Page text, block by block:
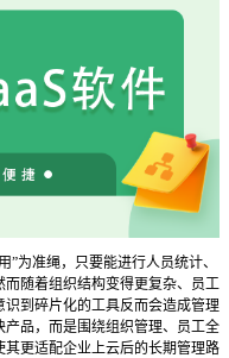
”为准绳，只要能进行人员统计、
随着组织结构变得更复杂、员工
到碎片化的工具反而会造成管理
品，而是围绕组织管理、员工全
更适配企业上云后的长期管理路